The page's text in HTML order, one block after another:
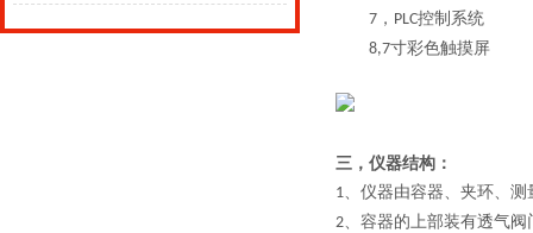
7 ， PLC控制系统
8,7寸彩色触摸屏
三， 仪器结构：
1、仪器由容器、夹环、
2、容器的上部装有透气